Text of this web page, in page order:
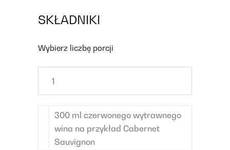
SKŁADNIKI
Wybierz liczbę porcji
300 ml czerwonego wytrawnego
wina na przykład Cabernet
Sauvignon